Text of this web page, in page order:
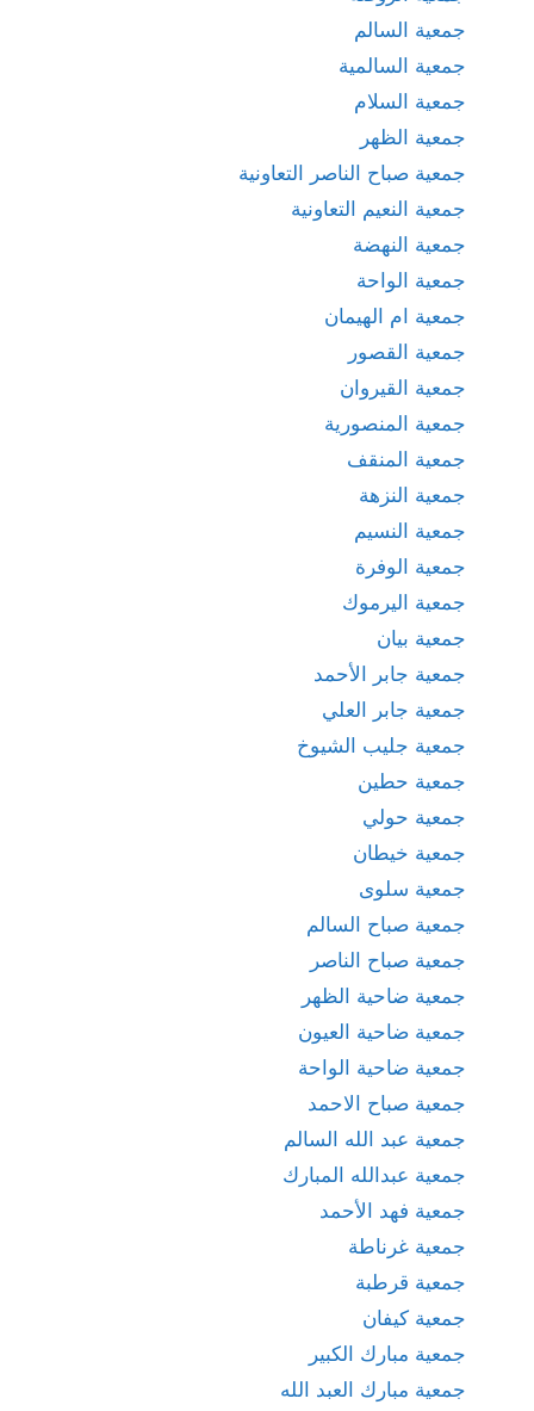
جمعية السالم
جمعية السالمية
جمعية السلام
جمعية الظهر
جمعية صباح الناصر التعاونية
جمعية النعيم التعاونية
جمعية النهضة
جمعية الواحة
جمعية ام الهيمان
جمعية القصور
جمعية القيروان
جمعية المنصورية
جمعية المنقف
جمعية النزهة
جمعية النسيم
جمعية الوفرة
جمعية اليرموك
جمعية بيان
جمعية جابر الأحمد
جمعية جابر العلي
جمعية جليب الشيوخ
جمعية حطين
جمعية حولي
جمعية خيطان
جمعية سلوى
جمعية صباح السالم
جمعية صباح الناصر
جمعية ضاحية الظهر
جمعية ضاحية العيون
جمعية ضاحية الواحة
جمعية صباح الاحمد
جمعية عبد الله السالم
جمعية عبدالله المبارك
جمعية فهد الأحمد
جمعية غرناطة
جمعية قرطبة
جمعية كيفان
جمعية مبارك الكبير
جمعية مبارك العبد الله